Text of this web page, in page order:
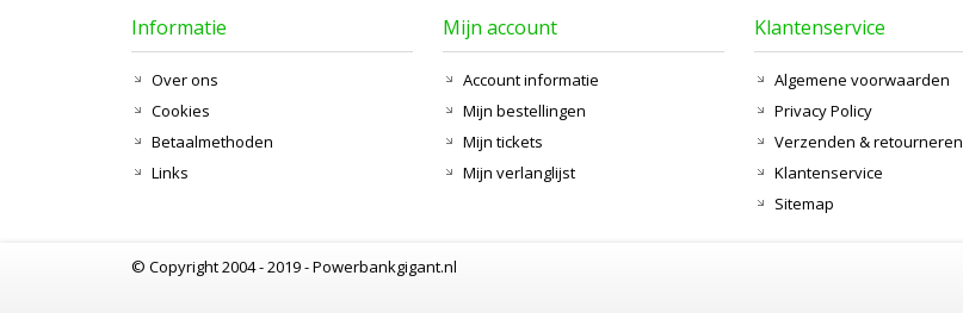
Informatie
Over ons
Cookies
Betaalmethoden
Links
Mijn account
Account informatie
Mijn bestellingen
Mijn tickets
Mijn verlanglijst
Klantenservice
Algemene voorwaarden
Privacy Policy
Verzenden & retourneren
Klantenservice
Sitemap
© Copyright 2004 - 2019 - Powerbankgigant.nl